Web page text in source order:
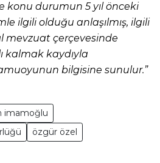
konu durumun 5 yıl önceki
ilgili olduğu anlaşılmış, ilgili
mevzuat çerçevesinde
kalmak kaydıyla
bilgisine sunulur.”
imamoğlu
özgür özel